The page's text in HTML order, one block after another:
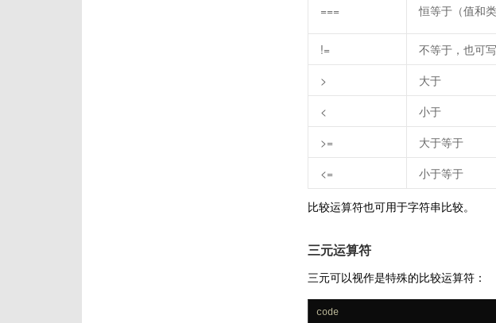
=== 恒等于（值和
!=
不等于，也可
>
大于
<
小于
>=
大于等于
<=
小于等于
比较运算符也可用于字符串比较。
三元运算符
三元可以视作是特殊的比较运算符：
code